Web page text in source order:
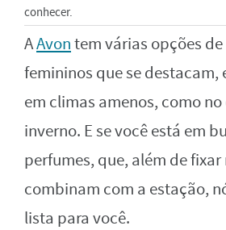
conhecer.
AAvontem várias opções
femininos que se destacam,
em climas amenos, como
inverno. E se você está em
perfumes, que, além de
combinam com a estação,
lista para você.